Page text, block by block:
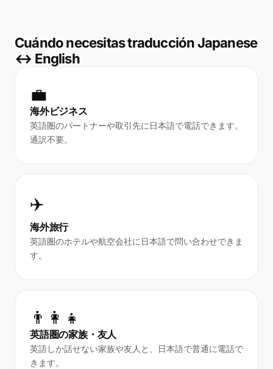
Cuándo necesitas traducción Japanese
↔ English
💼
海外ビジネス
英語圏のパートナーや取引先に日本語で電話できます。
通訳不要。
✈️
海外旅行
英語圏のホテルや航空会社に日本語で問い合わせできま
す。
👨‍👩‍👧
英語圏の家族・友人
英語しか話せない家族や友人と、日本語で普通に電話で
きます。